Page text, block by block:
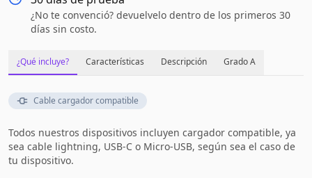
¿No te convenció? devuelvelo dentro de los primeros 30
días sin costo.
¿Qué incluye? Características Descripción Grado A
Cable cargador compatible
Todos nuestros dispositivos incluyen cargador compatible, ya
sea cable lightning, USB-C o Micro-USB, según sea el caso de
tu dispositivo.